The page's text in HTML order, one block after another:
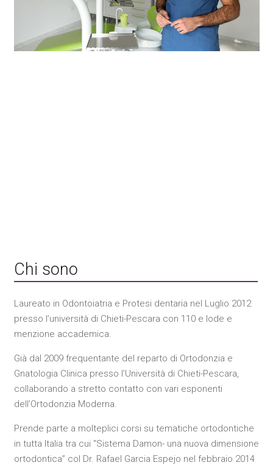
Chi sono
Laureato in Odontoiatria e Protesi dentaria nel Luglio 2012
presso l’università di Chieti-Pescara con 110 e lode e
menzione accademica.
Già dal 2009 frequentante del reparto di Ortodonzia e
Gnatologia Clinica presso l’Università di Chieti-Pescara,
collaborando a stretto contatto con vari esponenti
dell’Ortodonzia Moderna.
Prende parte a molteplici corsi su tematiche ortodontiche
in tutta Italia tra cui “Sistema Damon- una nuova dimensione
ortodontica” col Dr. Rafael Garcia Espejo nel febbraio 2014